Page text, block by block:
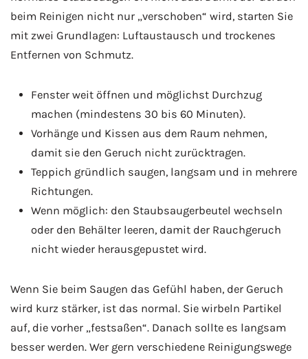
beim Reinigen nicht nur „verschoben“ wird, starten Sie
mit zwei Grundlagen: Luftaustausch und trockenes
Entfernen von Schmutz.
Fenster weit öffnen und möglichst Durchzug
machen (mindestens 30 bis 60 Minuten).
Vorhänge und Kissen aus dem Raum nehmen,
damit sie den Geruch nicht zurücktragen.
Teppich gründlich saugen, langsam und in mehrere
Richtungen.
Wenn möglich: den Staubsaugerbeutel wechseln
oder den Behälter leeren, damit der Rauchgeruch
nicht wieder herausgepustet wird.
Wenn Sie beim Saugen das Gefühl haben, der Geruch
wird kurz stärker, ist das normal. Sie wirbeln Partikel
auf, die vorher „festsaßen“. Danach sollte es langsam
besser werden. Wer gern verschiedene Reinigungswege